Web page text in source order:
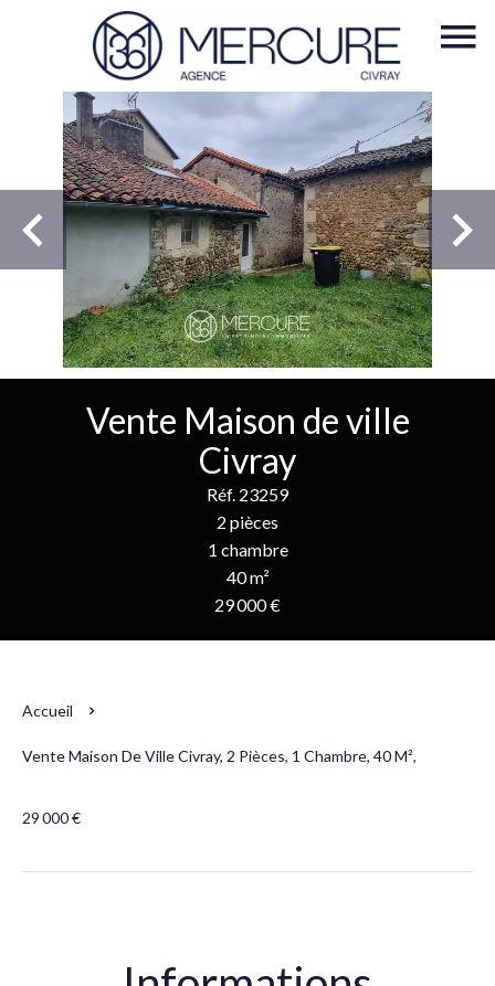
Vente Maison de ville
Civray
Réf. 23259
2 pièces
1 chambre
40 m²
29 000 €
Accueil
Vente Maison De Ville Civray, 2 Pièces, 1 Chambre, 40 M²,
29 000 €